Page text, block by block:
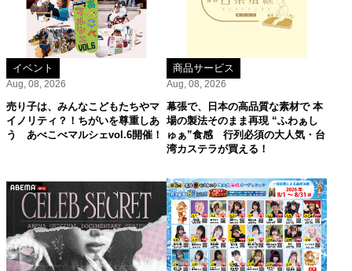
イベント
Aug, 08, 2026
売り子は、みんなこどもたちやマ
イノリティ？！ちがいを尊重しあ
う あべこべマルシェvol.6開催！
商品サービス
Aug, 08, 2026
幕張で、日本の高品質な素材で 本
場の製法そのまま再現 “ふわぁし
ゅぁ”食感 行列必須の大人気・台
湾カステラが買える！